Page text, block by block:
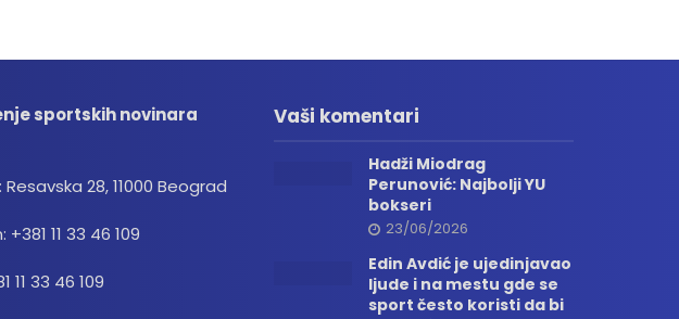
sportskih novinara
28, 11000 Beograd
11 33 46 109
11 33 46 109
Vaši komentari
Hadži Miodrag
Perunović: Najbolji YU
bokseri
23/06/2026
Edin Avdić je ujedinjavao
ljude i na mestu gde se
sport često koristi da bi